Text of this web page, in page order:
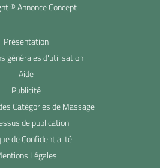
©Annonce Concept
Présentation
générales d'utilisation
Aide
Publicité
Catégories de Massage
de publication
de Confidentialité
Légales